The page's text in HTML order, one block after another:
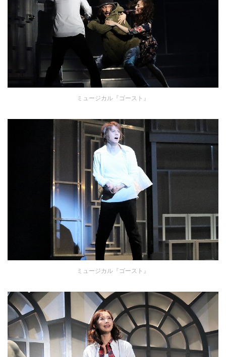
ミュージカル『ゴースト』
ミュージカル『ゴースト』